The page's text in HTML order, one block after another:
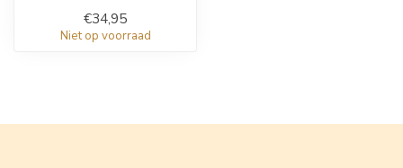
€34,95
Niet op voorraad